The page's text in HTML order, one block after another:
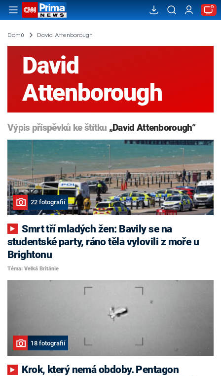
Domů David Attenborough
David
Attenborough
Výpis příspěvků ke štítku „David Attenborough“
22 fotografií
Smrt tří mladých žen: Bavily se na
studentské party, ráno těla vylovili z moře u
Brightonu
Téma: Velká Británie
18 fotografií